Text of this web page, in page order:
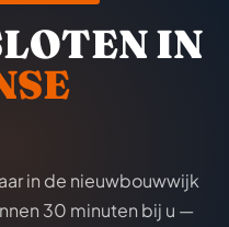
IN
in de nieuwbouwwijk
30 minuten bij u —